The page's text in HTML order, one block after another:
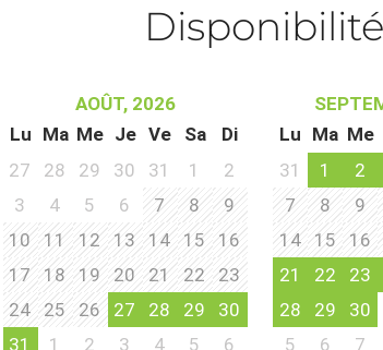
AOÛT, 2026
Lu Ma Me Je Ve Sa
Di
27
28 29 30 31 1
2
3
4 5 6 7 8
9
10
11 12 13 14 15
16
17
18 19 20 21 22
23
24
25 26 27 28 29
30
31
1 2 3 4 5 6
Lu Ma Me
31
1 2
7
8 9
14
15 16
21
22 23
28
29 30
5
6 7